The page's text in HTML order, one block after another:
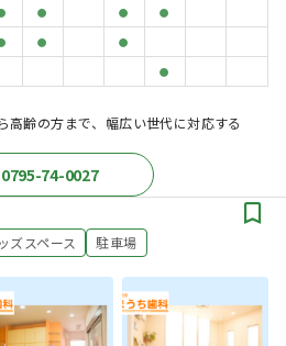
● ● ●
● ●
●
高齢の方まで、幅広い世代に対応する
0795-74-0027
ズスペース
駐車場